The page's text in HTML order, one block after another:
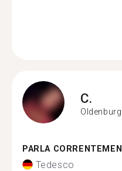
C.
Oldenburg
PARLA
Tedesco